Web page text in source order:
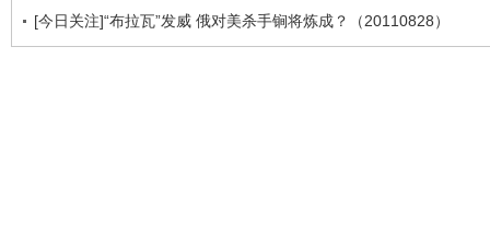
[今日关注]“布拉瓦”发威 俄对美杀手锏将炼成？（20110828）